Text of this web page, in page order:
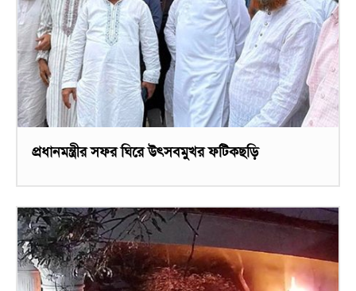
প্রধানমন্ত্রীর সফর ঘিরে উৎসবমুখর ফটিকছড়ি